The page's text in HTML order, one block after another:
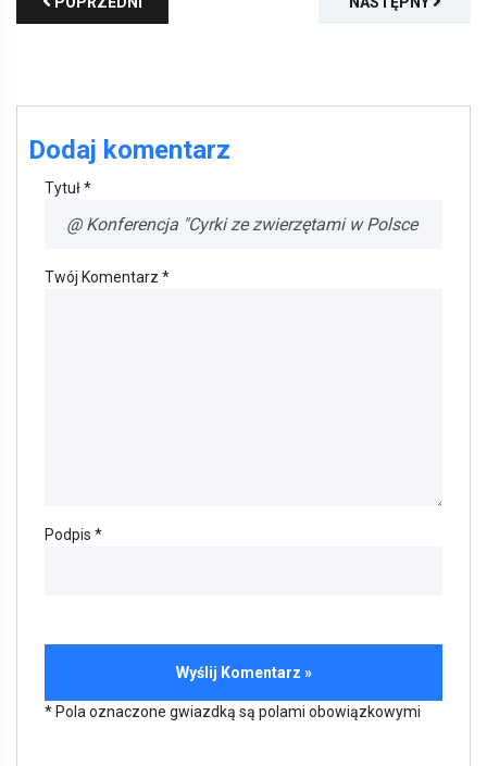
Dodaj komentarz
Tytuł *
Twój Komentarz *
Podpis *
* Pola oznaczone gwiazdką są polami obowiązkowymi